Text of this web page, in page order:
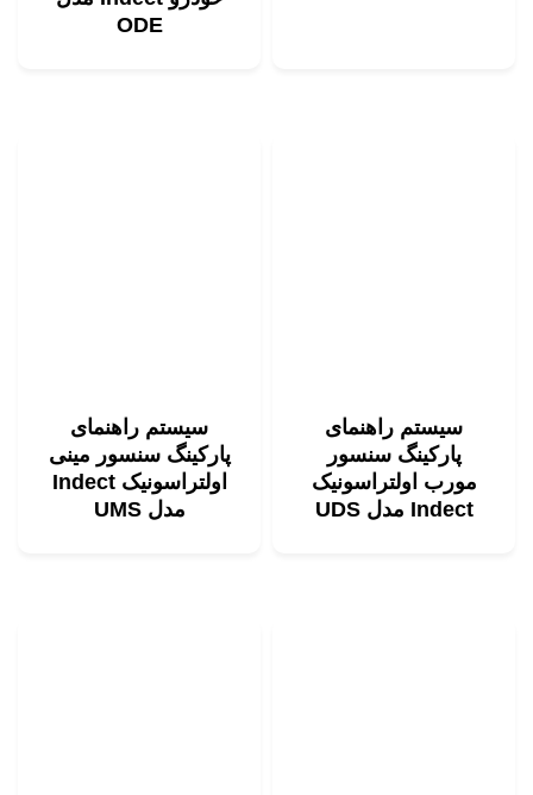
ODE
سیستم راهنمای
پارکینگ سنسور
مورب اولتراسونیک
Indect مدل UDS
سیستم راهنمای
پارکینگ سنسور مینی
اولتراسونیک Indect
مدل UMS